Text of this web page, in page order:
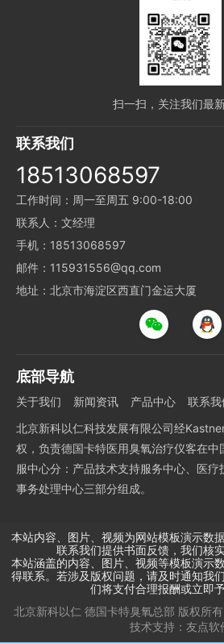
扫一扫，关注我们最
联系我们
18513068597
工作时间：周一至周五 9:00-18:00
联系人：文经理
手机：18513068597
邮件：115931556@qq.com
地址：北京市海淀区西直门金运大厦
底部导航
关于我们 新闻资讯 产品中心
联系我
北京新科以仁科技发展有限公司经
权，负责德国卡特医用臭氧治疗仪客在中
服中心分：产品技术支持服务中心、医疗
事务处理中心三部分组成。
本站内容、图片、视频为网站模板演示数
联系我们提供书面反馈，我们核
本站涵盖的内容、图片、视频等模板演示
得联系。若涉及版权问题，请及时通知我
们将支付合理报酬或立即
北京新科以仁 德国卡特臭氧总部 版权所有
技术支持： 友点软